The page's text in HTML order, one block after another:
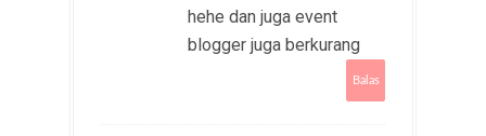
hehe dan juga event
blogger juga berkurang
Balas